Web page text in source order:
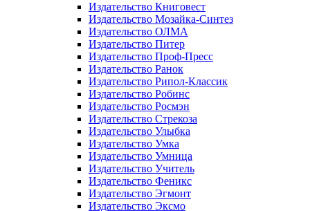
Издательство Книговест
Издательство Мозайка-Синтез
Издательство ОЛМА
Издательство Питер
Издательство Проф-Пресс
Издательство Ранок
Издательство Рипол-Классик
Издательство Робинс
Издательство Росмэн
Издательство Стрекоза
Издательство Улыбка
Издательство Умка
Издательство Умница
Издательство Учитель
Издательство Феникс
Издательство Эгмонт
Издательство Эксмо